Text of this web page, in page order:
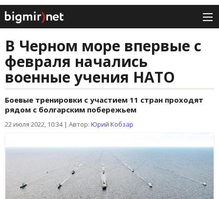
В Черном море впервые с
февраля начались
военные учения НАТО
Боевые тренировки с участием 11 стран проходят
рядом с болгарским побережьем
22 июля 2022, 10:34| Автор: Юрий Кобзар